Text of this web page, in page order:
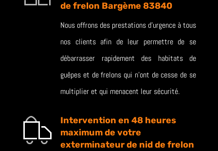
de frelon Bargème 83840
Nous offrons des prestations d’urgence à tous
nos clients afin de leur permettre de se
débarrasser rapidement des habitats de
guêpes et de frelons qui n’ont de cesse de se
multiplier et qui menacent leur sécurité.
Intervention en 48 heures
maximum de votre
exterminateur de nid de frelon